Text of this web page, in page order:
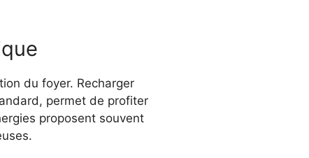
du foyer. Recharger
permet de profiter
proposent souvent